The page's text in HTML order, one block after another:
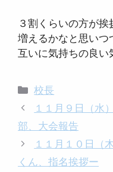
３割くらいの方が
増えるかなと思いつ
互いに気持ちの良い
カ
テ
リ
ー
校長
１１月９日（水
部、大会報告
１１月１０日（
くん、指名挨拶ー